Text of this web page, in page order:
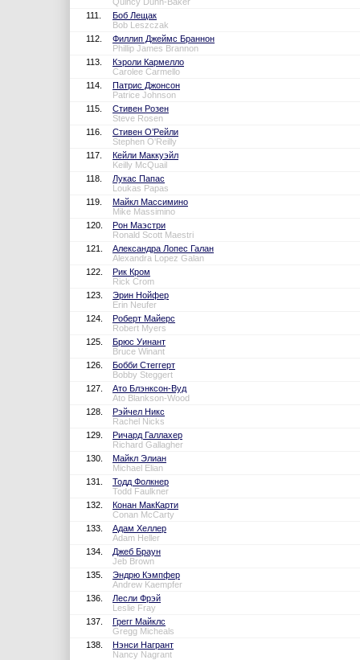
111.
Боб Лещак
Bob Leszczak
112.
Филлип Джеймс Браннон
Phillip James Brannon
113.
Кэроли Кармелло
Carolee Carmello
114.
Патрис Джонсон
Patrice Johnson
115.
Стивен Розен
Steve Rosen
116.
Стивен О’Рейли
Stephen O'Reilly
117.
Кейли Маккуэйл
Keilly McQuail
118.
Лукас Папас
Loukas Papas
119.
Майкл Массимино
Mike Massimino
120.
Рон Маэстри
Ronald Scott Maestri
121.
Александра Лопес Галан
Alexandra Lopez Galan
122.
Рик Кром
Rick Crom
123.
Эрин Нойфер
Erin Neufer
124.
Роберт Майерс
Robert Myers
125.
Брюс Уинант
Bruce Winant
126.
Бобби Стеггерт
Bobby Steggert
127.
Ато Блэнксон-Вуд
Ato Blankson-Wood
128.
Рэйчел Никс
Rachel Nicks
129.
Ричард Галлахер
Richard Gallagher
130.
Майкл Элиан
Michael Elian
131.
Тодд Фолкнер
Todd Faulkner
132.
Конан МакКарти
Conan McCarty
133.
Адам Хеллер
Adam Heller
134.
Джеб Браун
Jeb Brown
135.
Эндрю Кэмпфер
Andrew Kaempfer
136.
Лесли Фрэй
Leslie Fray
137.
Грегг Майклс
Gregg Micheals
138.
Нэнси Награнт
Nancy Nagrant